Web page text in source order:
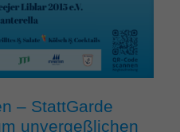
– StattGarde
unvergeßlichen